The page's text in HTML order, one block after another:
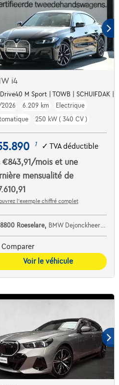
i4
M Sport | TOWB | SCHUIFDAK |
6.209 km
Electrique
250 kW ( 340 CV )
1 ✓ TVA déductible
€843,91 /mois et une
mensualité de
l’exemple chiffré complet
8800 Roeselare, BMW Dejonckheere Roeselare
Comparer
Voir le véhicule